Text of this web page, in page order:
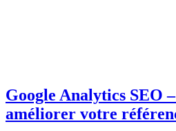
Google Analytics SEO
améliorer votre